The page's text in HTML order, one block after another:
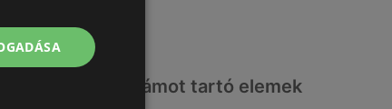
Érdeklődésre számot tartó elemek